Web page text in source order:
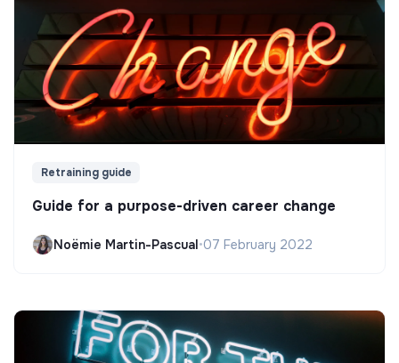
Retraining guide
Guide for a purpose-driven career change
Noëmie Martin-Pascual•07 February 2022